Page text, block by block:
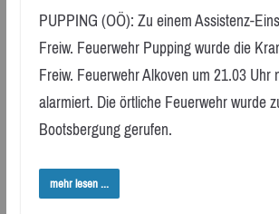
PUPPING (OÖ): Zu einem Assistenz-
Freiw. Feuerwehr Pupping wurde die
Freiw. Feuerwehr Alkoven um 21.03 Uhr
alarmiert. Die örtliche Feuerwehr wurde
Bootsbergung gerufen.
mehr lesen ...